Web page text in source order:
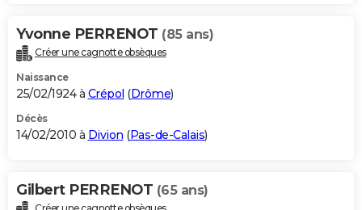
Yvonne PERRENOT (85 ans)
Créer une cagnotte obsèques
Naissance
25/02/1924 à Crépol (Drôme)
Décès
14/02/2010 à Divion (Pas-de-Calais)
Gilbert PERRENOT (65 ans)